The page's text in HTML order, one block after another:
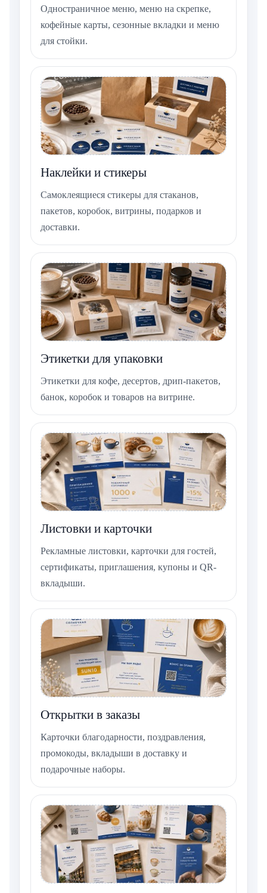
Одностраничное меню, меню на скрепке,
кофейные карты, сезонные вкладки и меню
для стойки.
Наклейки и стикеры
Самоклеящиеся стикеры для стаканов,
пакетов, коробок, витрины, подарков и
доставки.
Этикетки для упаковки
Этикетки для кофе, десертов, дрип-пакетов,
банок, коробок и товаров на витрине.
Листовки и карточки
Рекламные листовки, карточки для гостей,
сертификаты, приглашения, купоны и QR-
вкладыши.
Открытки в заказы
Карточки благодарности, поздравления,
промокоды, вкладыши в доставку и
подарочные наборы.